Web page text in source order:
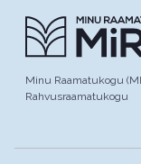
Minu Raamatukogu
Rahvusraamatukogu